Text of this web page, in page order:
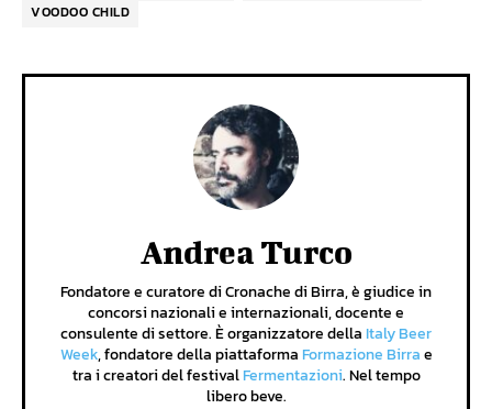
VOODOO CHILD
Andrea Turco
Fondatore e curatore di Cronache di Birra, è giudice in
concorsi nazionali e internazionali, docente e
consulente di settore. È organizzatore della Italy Beer
Week, fondatore della piattaforma Formazione Birrae
tra i creatori del festivalFermentazioni. Nel tempo
libero beve.